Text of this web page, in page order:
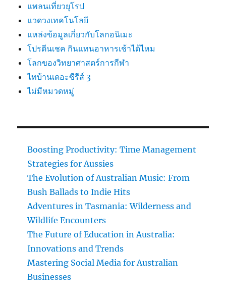
แพลนเที่ยวยุโรป
แวดวงเทคโนโลยี
แหล่งข้อมูลเกี่ยวกับโลกอนิเมะ
โปรตีนเชค กินแทนอาหารเช้าได้ไหม
โลกของวิทยาศาสตร์การกีฬา
ไทบ้านเดอะซีรีส์ 3
ไม่มีหมวดหมู่
Boosting Productivity: Time Management
Strategies for Aussies
The Evolution of Australian Music: From
Bush Ballads to Indie Hits
Adventures in Tasmania: Wilderness and
Wildlife Encounters
The Future of Education in Australia:
Innovations and Trends
Mastering Social Media for Australian
Businesses